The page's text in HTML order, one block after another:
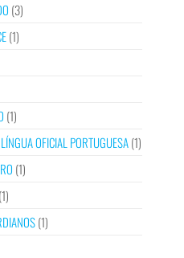
(3)
(1)
(1)
OFICIAL PORTUGUESA(1)
(1)
(1)
(1)